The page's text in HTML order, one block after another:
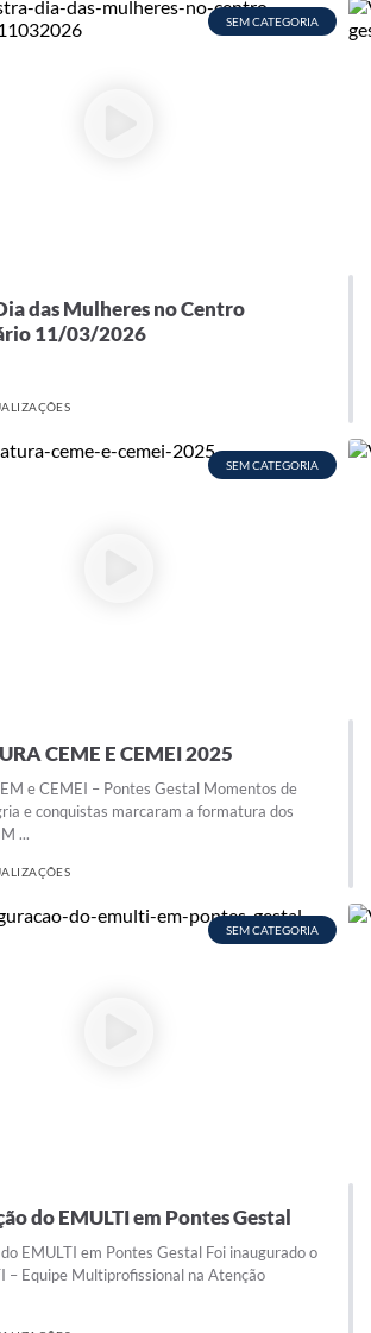
SEM CATEGORIA
das Mulheres no Centro
11/03/2026
SEM CATEGORIA
CEME E CEMEI 2025
e CEMEI – Pontes Gestal Momentos de
e conquistas marcaram a formatura dos
...
SEM CATEGORIA
do EMULTI em Pontes Gestal
EMULTI em Pontes Gestal Foi inaugurado o
– Equipe Multiprofissional na Atenção